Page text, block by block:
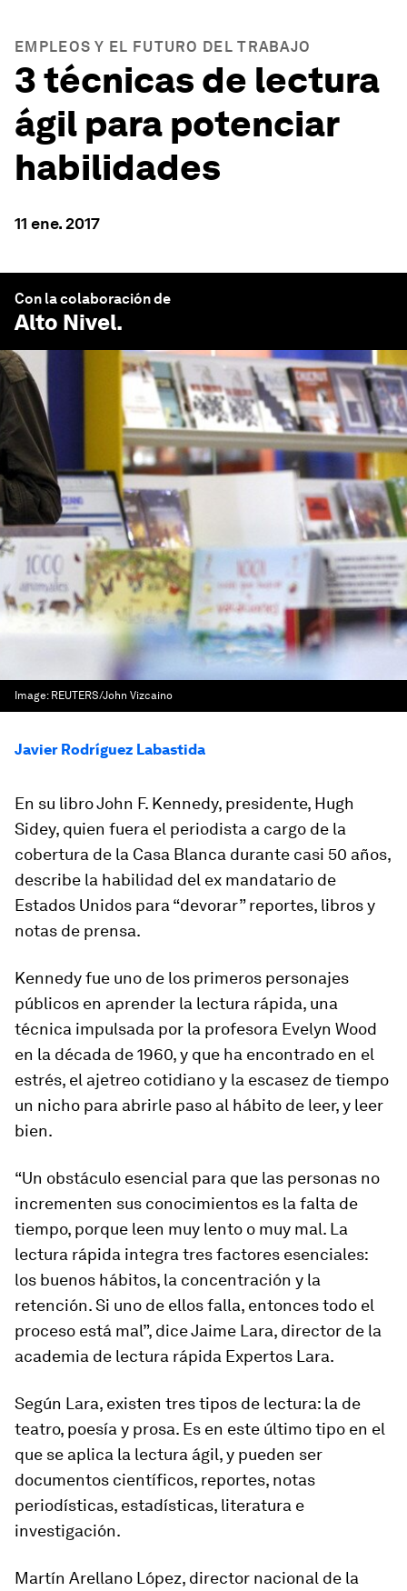
EMPLEOS Y EL FUTURO DEL TRABAJO
3 técnicas de lectura
ágil para potenciar
habilidades
11 ene. 2017
Con la colaboración de
Alto Nivel.
Image: REUTERS/John Vizcaino
Javier Rodríguez Labastida
En su libroJohn F. Kennedy, presidente, Hugh
Sidey, quien fuera el periodista a cargo de la
cobertura de la Casa Blanca durante casi 50 años,
describe la habilidad del ex mandatario de
Estados Unidos para “devorar” reportes, libros y
notas de prensa.
Kennedy fue uno de los primeros personajes
públicos en aprender la lectura rápida, una
técnica impulsada por la profesora Evelyn Wood
en la década de 1960, y que ha encontrado en el
estrés, el ajetreo cotidiano y la escasez de tiempo
un nicho para abrirle paso al hábito de leer, y leer
bien.
“Un obstáculo esencial para que las personas no
incrementen sus conocimientos es la falta de
tiempo, porque leen muy lento o muy mal. La
lectura rápida integra tres factores esenciales:
los buenos hábitos, la concentración y la
retención. Si uno de ellos falla, entonces todo el
proceso está mal”, dice Jaime Lara, director de la
academia de lectura rápida Expertos Lara.
Según Lara, existen tres tipos de lectura: la de
teatro, poesía y prosa. Es en este último tipo en el
que se aplica la lectura ágil, y pueden ser
documentos científicos, reportes, notas
periodísticas, estadísticas, literatura e
investigación.
Martín Arellano López, director nacional de la